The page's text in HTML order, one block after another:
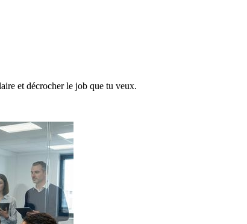
et décrocher le job que tu veux.